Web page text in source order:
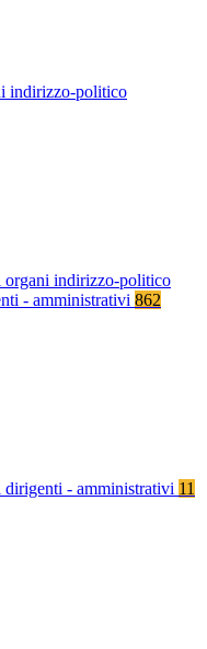
indirizzo-politico
organi indirizzo-politico
- amministrativi 862
dirigenti - amministrativi 11